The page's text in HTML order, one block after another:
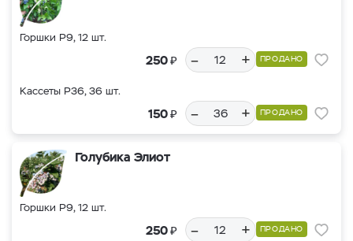
Горшки Р9, 12 шт.
250₽ – + ПРОДАНО
Кассеты Р36, 36 шт.
150₽ – + ПРОДАНО
Голубика Элиот
Горшки Р9, 12 шт.
250₽ – + ПРОДАНО